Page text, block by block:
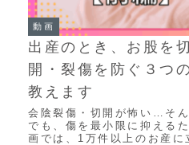
動画
出産のとき、お股を
開・裂傷を防ぐ３つ
教えます
会陰裂傷・切開が怖い…そ
でも、傷を最小限に抑える
画では、1万件以上のお産に